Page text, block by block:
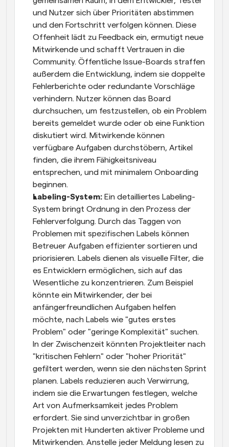
und Nutzer sich über Prioritäten abstimmen
und den Fortschritt verfolgen können. Diese
Offenheit lädt zu Feedback ein, ermutigt neue
Mitwirkende und schafft Vertrauen in die
Community. Öffentliche Issue-Boards straffen
außerdem die Entwicklung, indem sie doppelte
Fehlerberichte oder redundante Vorschläge
verhindern. Nutzer können das Board
durchsuchen, um festzustellen, ob ein Problem
bereits gemeldet wurde oder ob eine Funktion
diskutiert wird. Mitwirkende können
verfügbare Aufgaben durchstöbern, Artikel
finden, die ihrem Fähigkeitsniveau
entsprechen, und mit minimalem Onboarding
beginnen.
Labeling-System: Ein detailliertes Labeling-
System bringt Ordnung in den Prozess der
Fehlerverfolgung. Durch das Taggen von
Problemen mit spezifischen Labels können
Betreuer Aufgaben effizienter sortieren und
priorisieren. Labels dienen als visuelle Filter, die
es Entwicklern ermöglichen, sich auf das
Wesentliche zu konzentrieren. Zum Beispiel
könnte ein Mitwirkender, der bei
anfängerfreundlichen Aufgaben helfen
möchte, nach Labels wie "gutes erstes
Problem" oder "geringe Komplexität" suchen.
In der Zwischenzeit könnten Projektleiter nach
"kritischen Fehlern" oder "hoher Priorität"
gefiltert werden, wenn sie den nächsten Sprint
planen. Labels reduzieren auch Verwirrung,
indem sie die Erwartungen festlegen, welche
Art von Aufmerksamkeit jedes Problem
erfordert. Sie sind unverzichtbar in großen
Projekten mit Hunderten aktiver Probleme und
Mitwirkenden. Anstelle jeder Meldung lesen zu